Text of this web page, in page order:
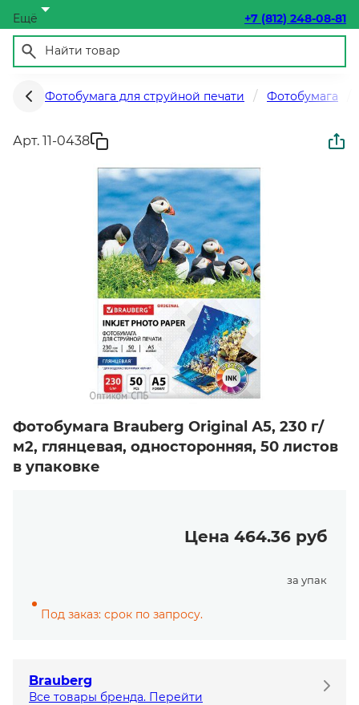
Ещё +7 (812) 248-08-81
Фотобумага для струйной печати Фотобумага
Арт. 11-0438
Фотобумага Brauberg Original А5, 230 г/
м2, глянцевая, односторонняя, 50 листов
в упаковке
Цена 464.36 руб
за упак
Под заказ: срок по запросу.
Brauberg
Все товары бренда. Перейти